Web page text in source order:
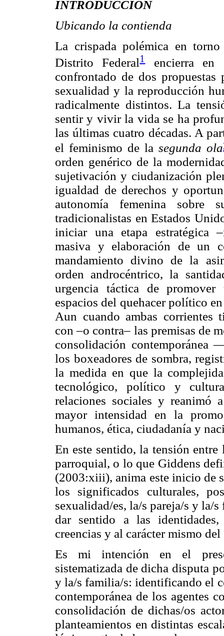
INTRODUCCIÓN
Ubicando la contienda
La crispada polémica en
Distrito Federal1 encierra en
confrontado de dos propuestas
sexualidad y la reproducción
radicalmente distintos. La
sentir y vivir la vida se ha
las últimas cuatro décadas. A
el feminismo de la segunda ola
orden genérico de la
sujetivación y ciudanización
igualdad de derechos y
autonomía femenina
tradicionalistas en Estados
iniciar una etapa estratégica
masiva y elaboración de un
mandamiento divino de la
orden androcéntrico, la
urgencia táctica de
espacios del quehacer político
Aun cuando ambas corrientes
con –o contra– las premisas de
consolidación
los boxeadores de sombra,
la medida en que la
tecnológico, político y
relaciones sociales y reanimó
mayor intensidad en la
humanos, ética, ciudadanía y
En este sentido, la tensión
parroquial, o lo que Giddens
(2003:xiii), anima este inicio de
los significados culturales,
sexualidad/es, la/s pareja/s y la/
dar sentido a las
creencias y al carácter mismo del
Es mi intención en el
sistematizada de dicha disputa
y la/s familia/s: identificando el
contemporánea de los agentes
consolidación de dichas/os
planteamientos en distintas